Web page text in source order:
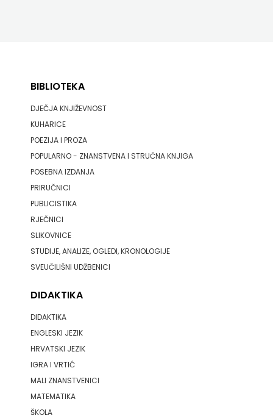
BIBLIOTEKA
DJEČJA KNJIŽEVNOST
KUHARICE
POEZIJA I PROZA
POPULARNO - ZNANSTVENA I STRUČNA KNJIGA
POSEBNA IZDANJA
PRIRUČNICI
PUBLICISTIKA
RJEČNICI
SLIKOVNICE
STUDIJE, ANALIZE, OGLEDI, KRONOLOGIJE
SVEUČILIŠNI UDŽBENICI
DIDAKTIKA
DIDAKTIKA
ENGLESKI JEZIK
HRVATSKI JEZIK
IGRA I VRTIĆ
MALI ZNANSTVENICI
MATEMATIKA
ŠKOLA